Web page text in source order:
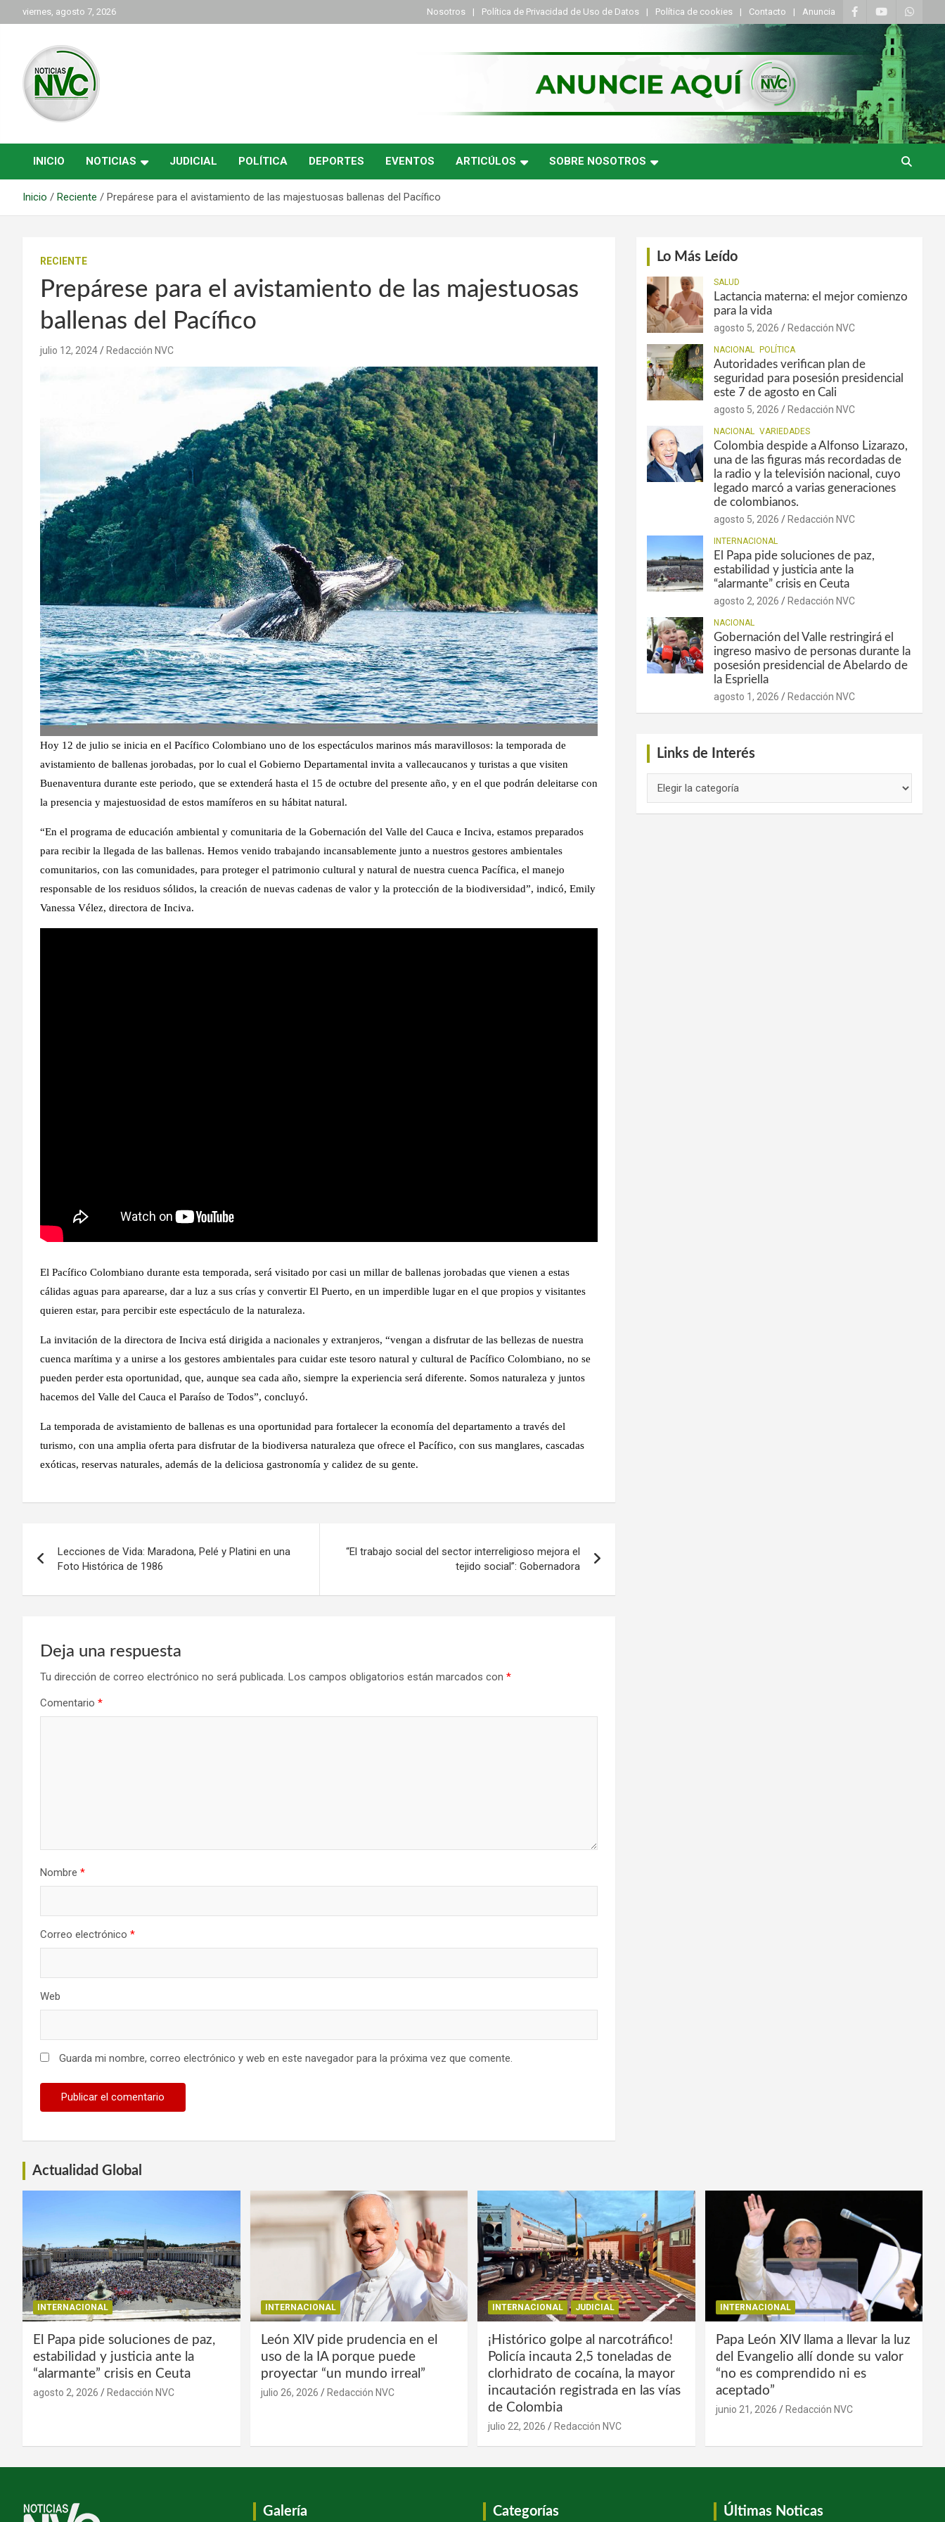
al
viernes, agosto 7, 2026 Nosotros Política de Privacidad de Uso de Datos Política de cookies Contacto Anuncia
NVC Noticias
INICIO NOTICIAS JUDICIAL POLÍTICA DEPORTES EVENTOS ARTICÚLOS SOBRE NOSOTROS
Inicio Reciente Prepárese para el avistamiento de las majestuosas ballenas del Pacífico
RECIENTE
Prepárese para el avistamiento de las majestuosas
ballenas del Pacífico
julio 12, 2024 Redacción NVC
Hoy 12 de julio se inicia en el Pacífico Colombiano uno de los espectáculos marinos más maravillosos: la temporada de
avistamiento de ballenas jorobadas, por lo cual el Gobierno Departamental invita a vallecaucanos y turistas a que visiten
Buenaventura durante este periodo, que se extenderá hasta el 15 de octubre del presente año, y en el que podrán deleitarse con
la presencia y majestuosidad de estos mamíferos en su hábitat natural.
“En el programa de educación ambiental y comunitaria de la Gobernación del Valle del Cauca e Inciva, estamos preparados
para recibir la llegada de las ballenas. Hemos venido trabajando incansablemente junto a nuestros gestores ambientales
comunitarios, con las comunidades, para proteger el patrimonio cultural y natural de nuestra cuenca Pacífica, el manejo
responsable de los residuos sólidos, la creación de nuevas cadenas de valor y la protección de la biodiversidad”, indicó, Emily
Vanessa Vélez, directora de Inciva.
El Pacífico Colombiano durante esta temporada, será visitado por casi un millar de ballenas jorobadas que vienen a estas
cálidas aguas para aparearse, dar a luz a sus crías y convertir El Puerto, en un imperdible lugar en el que propios y visitantes
quieren estar, para percibir este espectáculo de la naturaleza.
La invitación de la directora de Inciva está dirigida a nacionales y extranjeros, “vengan a disfrutar de las bellezas de nuestra
cuenca marítima y a unirse a los gestores ambientales para cuidar este tesoro natural y cultural de Pacífico Colombiano, no se
pueden perder esta oportunidad, que, aunque sea cada año, siempre la experiencia será diferente. Somos naturaleza y juntos
hacemos del Valle del Cauca el Paraíso de Todos”, concluyó.
La temporada de avistamiento de ballenas es una oportunidad para fortalecer la economía del departamento a través del
turismo, con una amplia oferta para disfrutar de la biodiversa naturaleza que ofrece el Pacífico, con sus manglares, cascadas
exóticas, reservas naturales, además de la deliciosa gastronomía y calidez de su gente.
de
entradas
Lecciones de Vida: Maradona, Pelé y Platini en una
Foto Histórica de 1986
“El trabajo social del sector interreligioso mejora el
tejido social”: Gobernadora
Deja una respuesta
Tu dirección de correo electrónico no será publicada. Los campos obligatorios están marcados con *
Comentario *
Nombre *
Correo electrónico *
Web
Guarda mi nombre, correo electrónico y web en este navegador para la próxima vez que comente.
Lo Más Leído
SALUD
Lactancia materna: el mejor comienzo
para la vida
agosto 5, 2026 Redacción NVC
NACIONAL POLÍTICA
Autoridades verifican plan de
seguridad para posesión presidencial
este 7 de agosto en Cali
agosto 5, 2026 Redacción NVC
NACIONAL VARIEDADES
Colombia despide a Alfonso Lizarazo,
una de las figuras más recordadas de
la radio y la televisión nacional, cuyo
legado marcó a varias generaciones
de colombianos.
agosto 5, 2026 Redacción NVC
INTERNACIONAL
El Papa pide soluciones de paz,
estabilidad y justicia ante la
“alarmante” crisis en Ceuta
agosto 2, 2026 Redacción NVC
NACIONAL
Gobernación del Valle restringirá el
ingreso masivo de personas durante la
posesión presidencial de Abelardo de
la Espriella
agosto 1, 2026 Redacción NVC
Links de Interés
de
Actualidad Global
INTERNACIONAL
El Papa pide soluciones de paz,
estabilidad y justicia ante la
“alarmante” crisis en Ceuta
agosto 2, 2026 Redacción NVC
INTERNACIONAL
León XIV pide prudencia en el
uso de la IA porque puede
proyectar “un mundo irreal”
julio 26, 2026 Redacción NVC
INTERNACIONAL JUDICIAL
¡Histórico golpe al narcotráfico!
Policía incauta 2,5 toneladas de
clorhidrato de cocaína, la mayor
incautación registrada en las vías
de Colombia
julio 22, 2026 Redacción NVC
INTERNACIONAL
Papa León XIV llama a llevar la luz
del Evangelio allí donde su valor
“no es comprendido ni es
aceptado”
junio 21, 2026 Redacción NVC
Galería Categorías Últimas Noticas